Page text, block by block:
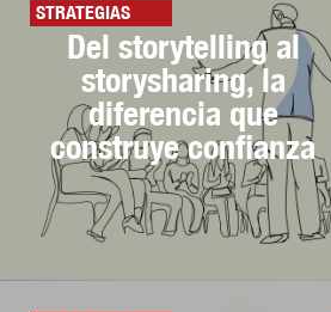
STRATEGIAS
Del storytelling al
storysharing, la
diferencia que
construye confianza